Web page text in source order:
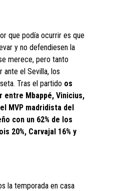
que podía ocurrir es que
y no defendiesen la
merece, pero tanto
ante el Sevilla, los
Tras el partido os
entre Mbappé, Vinicius,
MVP madridista del
con un 62% de los
20%, Carvajal 16% y
la temporada en casa